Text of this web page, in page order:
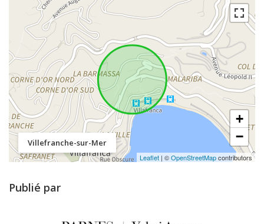
Villefranche-sur-Mer
+
−
Leaflet | ©OpenStreetMapcontributors
Publié par